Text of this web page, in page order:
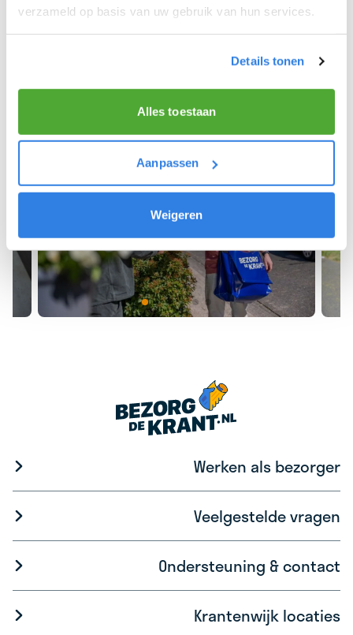
verzameld op basis van uw gebruik van hun services.
Details tonen
Alles toestaan
Aanpassen
Weigeren
Meld je aan als krantenbezorger!
Werken als bezorger
Veelgestelde vragen
Ondersteuning & contact
Krantenwijk locaties